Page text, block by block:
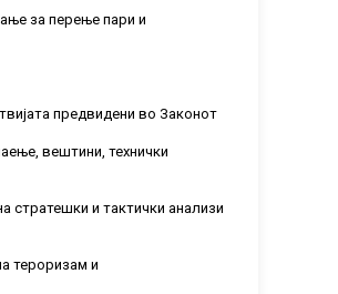
за перење пари и
предвидени во Законот
вештини, технички
стратешки и тактички анализи
тероризам и